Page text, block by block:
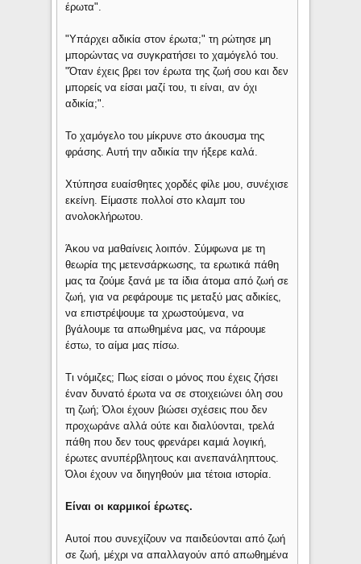
έρωτα".
"Υπάρχει αδικία στον έρωτα;" τη ρώτησε μη
μπορώντας να συγκρατήσει το χαμόγελό του.
"Όταν έχεις βρει τον έρωτα της ζωή σου και δεν
μπορείς να είσαι μαζί του, τι είναι, αν όχι
αδικία;".
Το χαμόγελο του μίκρυνε στο άκουσμα της
φράσης. Αυτή την αδικία την ήξερε καλά.
Χτύπησα ευαίσθητες χορδές φίλε μου, συνέχισε
εκείνη. Είμαστε πολλοί στο κλαμπ του
ανολοκλήρωτου.
Άκου να μαθαίνεις λοιπόν. Σύμφωνα με τη
θεωρία της μετενσάρκωσης, τα ερωτικά πάθη
μας τα ζούμε ξανά με τα ίδια άτομα από ζωή σε
ζωή, για να ρεφάρουμε τις μεταξύ μας αδικίες,
να επιστρέψουμε τα χρωστούμενα, να
βγάλουμε τα απωθημένα μας, να πάρουμε
έστω, το αίμα μας πίσω.
Τι νόμιζες; Πως είσαι ο μόνος που έχεις ζήσει
έναν δυνατό έρωτα να σε στοιχειώνει όλη σου
τη ζωή; Όλοι έχουν βιώσει σχέσεις που δεν
προχωράνε αλλά ούτε και διαλύονται, τρελά
πάθη που δεν τους φρενάρει καμιά λογική,
έρωτες ανυπέρβλητους και ανεπανάληπτους.
Όλοι έχουν να διηγηθούν μια τέτοια ιστορία.
Είναι οι καρμικοί έρωτες.
Αυτοί που συνεχίζουν να παιδεύονται από ζωή
σε ζωή, μέχρι να απαλλαγούν από απωθημένα